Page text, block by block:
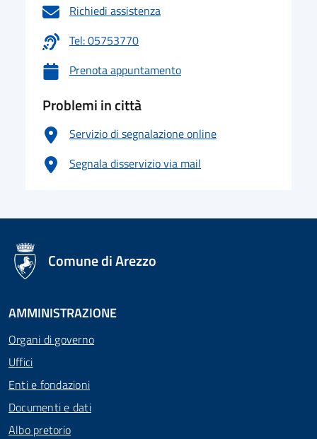
Richiedi assistenza
Tel: 05753770
Prenota appuntamento
Problemi in città
Servizio di segnalazione online
Segnala disservizio via mail
logo Unione Europea
Comune di Arezzo
AMMINISTRAZIONE
Organi di governo
Uffici
Enti e fondazioni
Documenti e dati
Albo pretorio